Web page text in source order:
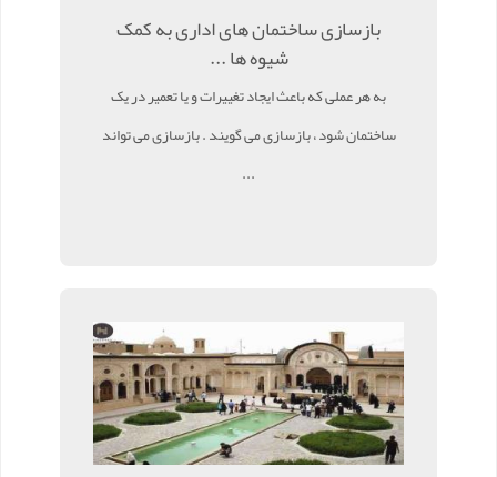
بازسازی ساختمان های اداری به کمک
شیوه ها ...
به هر عملی که باعث ایجاد تغییرات و یا تعمیر در یک
ساختمان شود ، بازسازی می گویند . بازسازی می تواند
...